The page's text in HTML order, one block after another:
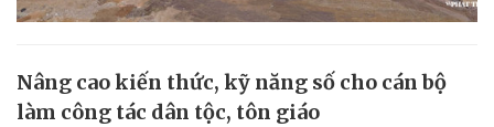
Nâng cao kiến thức, kỹ năng số cho cán bộ
làm công tác dân tộc, tôn giáo